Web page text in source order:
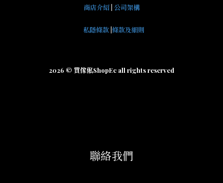
商店介紹| 公司架構
私隱條款 條款及細則
2026 © 買傢俬ShopEc all rights reserved
聯絡我們